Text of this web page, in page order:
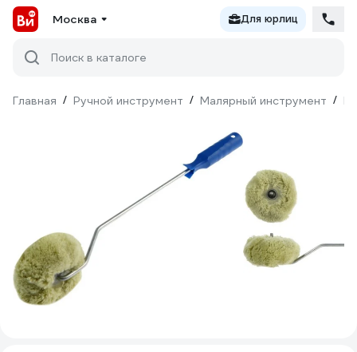
Москва Для юрлиц
Поиск в каталоге
Главная / Ручной инструмент / Малярный инструмент /